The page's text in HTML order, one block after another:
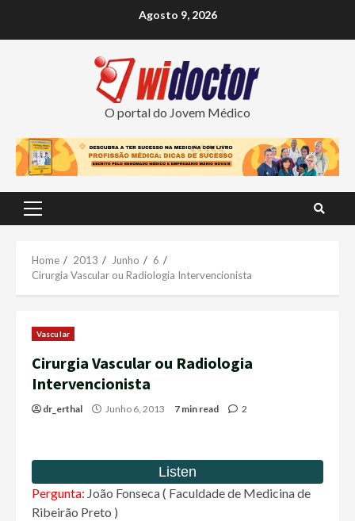
Agosto 9, 2026
O portal do Jovem Médico
Primary
Home 2013 Junho
6
Cirurgia Vascular ou Radiologia Intervencionista
Vascular
Cirurgia Vascular ou Radiologia
Intervencionista
dr_erthal Junho 6, 2013 7 min read 2
Pergunta: João Fonseca ( Faculdade de Medicina de
Ribeirão Preto )